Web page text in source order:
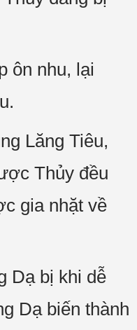
ôn nhu, lại
Lăng Tiêu,
Thủy đều
gia nhặt về
Dạ bị khi dễ
Dạ biến thành